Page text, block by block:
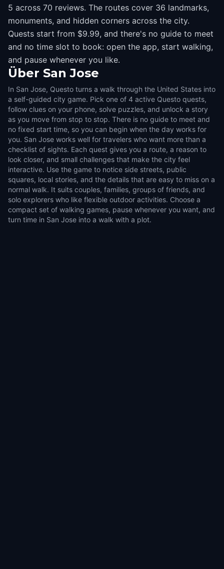
5 across 70 reviews. The routes cover 36 landmarks,
monuments, and hidden corners across the city.
Quests start from $9.99, and there's no guide to meet
and no time slot to book: open the app, start walking,
and pause whenever you like.
Über San Jose
In San Jose, Questo turns a walk through the United States into
a self-guided city game. Pick one of 4 active Questo quests,
follow clues on your phone, solve puzzles, and unlock a story
as you move from stop to stop. There is no guide to meet and
no fixed start time, so you can begin when the day works for
you. San Jose works well for travelers who want more than a
checklist of sights. Each quest gives you a route, a reason to
look closer, and small challenges that make the city feel
interactive. Use the game to notice side streets, public
squares, local stories, and the details that are easy to miss on a
normal walk. It suits couples, families, groups of friends, and
solo explorers who like flexible outdoor activities. Choose a
compact set of walking games, pause whenever you want, and
turn time in San Jose into a walk with a plot.